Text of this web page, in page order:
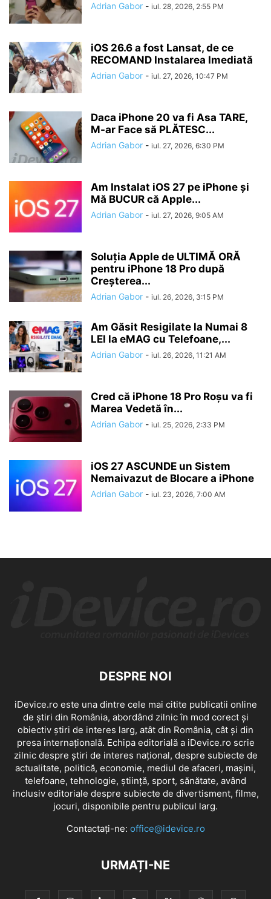
Adrian Gabor - iul. 28, 2026, 2:55 PM
iOS 26.6 a fost Lansat, de ce
RECOMAND Instalarea Imediată
Adrian Gabor - iul. 27, 2026, 10:47 PM
Daca iPhone 20 va fi Asa TARE,
M-ar Face să PLĂTESC...
Adrian Gabor - iul. 27, 2026, 6:30 PM
Am Instalat iOS 27 pe iPhone și
Mă BUCUR că Apple...
Adrian Gabor - iul. 27, 2026, 9:05 AM
Soluția Apple de ULTIMĂ ORĂ
pentru iPhone 18 Pro după
Creșterea...
Adrian Gabor - iul. 26, 2026, 3:15 PM
Am Găsit Resigilate la Numai 8
LEI la eMAG cu Telefoane,...
Adrian Gabor - iul. 26, 2026, 11:21 AM
Cred că iPhone 18 Pro Roșu va fi
Marea Vedetă în...
Adrian Gabor - iul. 25, 2026, 2:33 PM
iOS 27 ASCUNDE un Sistem
Nemaivazut de Blocare a iPhone
Adrian Gabor - iul. 23, 2026, 7:00 AM
DESPRE NOI
iDevice.ro este una dintre cele mai citite publicatii online
de știri din România, abordând zilnic în mod corect și
obiectiv știri de interes larg, atât din România, cât și din
presa internațională. Echipa editorială a iDevice.ro scrie
zilnic despre știri de interes național, despre subiecte de
actualitate, politică, economie, mediul de afaceri, mașini,
telefoane, tehnologie, știință, sport, sănătate, având
inclusiv editoriale despre subiecte de divertisment, filme,
jocuri, disponibile pentru publicul larg.
Contactați-ne: office@idevice.ro
URMAȚI-NE